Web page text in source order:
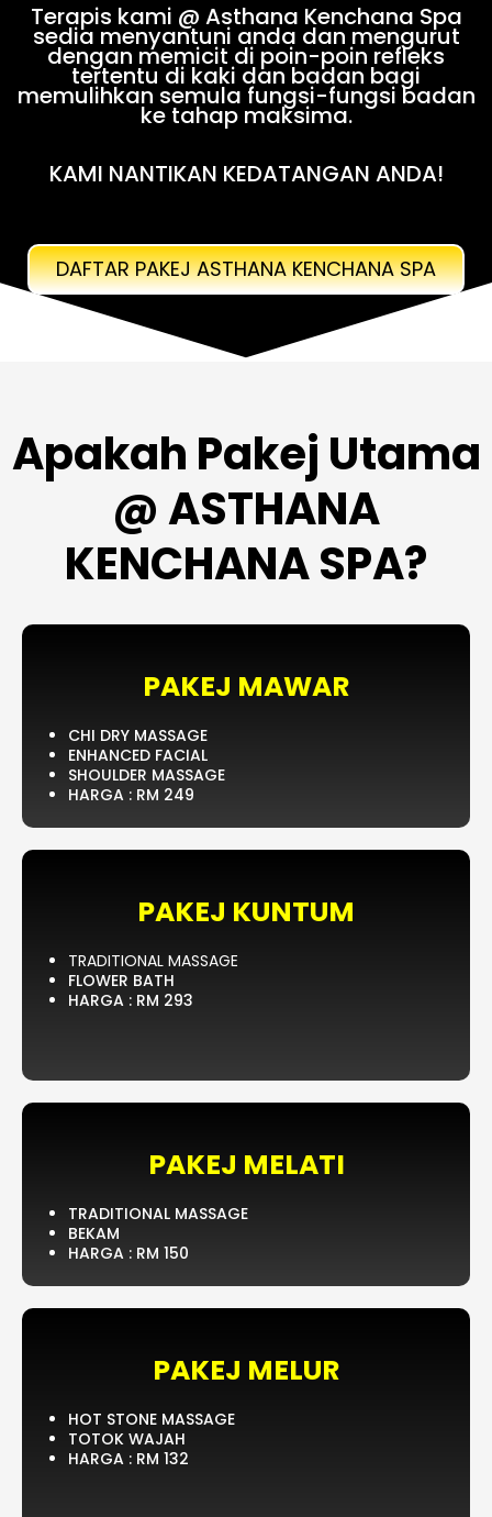
Terapis kami @ Asthana Kenchana Spa
sedia menyantuni anda dan mengurut
dengan memicit di poin-poin refleks
tertentu di kaki dan badan bagi
memulihkan semula fungsi-fungsi badan
ke tahap maksima.
KAMI NANTIKAN KEDATANGAN ANDA!
DAFTAR PAKEJ ASTHANA KENCHANA SPA
Apakah Pakej Utama
@ ASTHANA
KENCHANA SPA?
PAKEJ MAWAR
CHI DRY MASSAGE
ENHANCED FACIAL
SHOULDER MASSAGE
HARGA : RM 249
PAKEJ KUNTUM
TRADITIONAL MASSAGE
FLOWER BATH
HARGA : RM 293
PAKEJ MELATI
TRADITIONAL MASSAGE
BEKAM
HARGA : RM 150
PAKEJ MELUR
HOT STONE MASSAGE
TOTOK WAJAH
HARGA : RM 132